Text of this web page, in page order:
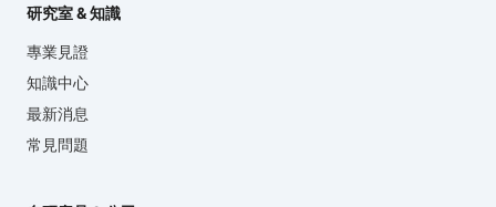
研究室 & 知識
專業見證
知識中心
最新消息
常見問題